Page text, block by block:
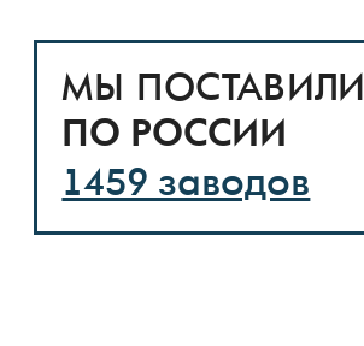
МЫ ПОСТАВИЛИ
ПО РОССИИ
1459 заводов